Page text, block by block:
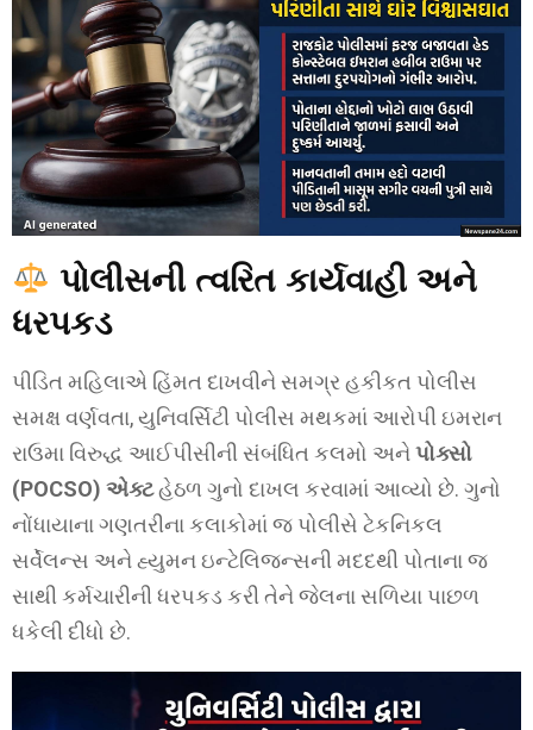
પોલીસની ત્વરિત કાર્યવાહી અને
ધરપકડ
પીડિત મહિલાએ હિંમત દાખવીને સમગ્ર હકીકત પોલીસ
સમક્ષ વર્ણવતા, યુનિવર્સિટી પોલીસ મથકમાં આરોપી ઇમરાન
રાઉમા વિરુદ્ધ આઈપીસીની સંબંધિત કલમો અનેપોક્સો
(POCSO) એક્ટહેઠળ ગુનો દાખલ કરવામાં આવ્યો છે. ગુનો
નોંધાયાના ગણતરીના કલાકોમાં જ પોલીસે ટેકનિકલ
સર્વેલન્સ અને હ્યુમન ઇન્ટેલિજન્સની મદદથી પોતાના જ
સાથી કર્મચારીની ધરપકડ કરી તેને જેલના સળિયા પાછળ
ધકેલી દીધો છે.